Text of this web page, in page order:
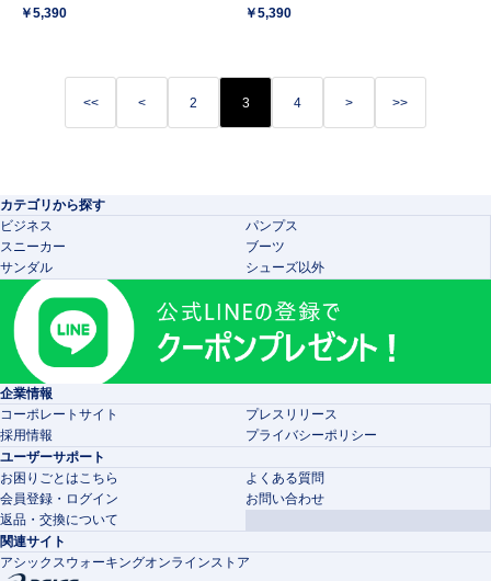
￥5,390
￥5,390
<< < 2 3 4 > >>
カテゴリから探す
ビジネス
パンプス
スニーカー
ブーツ
サンダル
シューズ以外
企業情報
コーポレートサイト
プレスリリース
採用情報
プライバシーポリシー
ユーザーサポート
お困りごとはこちら
よくある質問
会員登録・ログイン
お問い合わせ
返品・交換について
関連サイト
アシックスウォーキングオンラインストア